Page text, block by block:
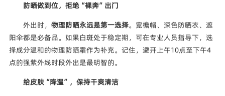
防晒做到位，拒绝“裸奔”出门
外出时， 物理防晒永远是第一选择。宽檐帽、深色防晒衣、遮
阳伞都是必备品。如果白斑处于稳定期，可在专业人员指导下，选
择成分温和的物理防晒霜作为补充。记住，避开上午10点至下午4
点的强紫外线时段外出是最明智的。
给皮肤“降温”，保持干爽清洁